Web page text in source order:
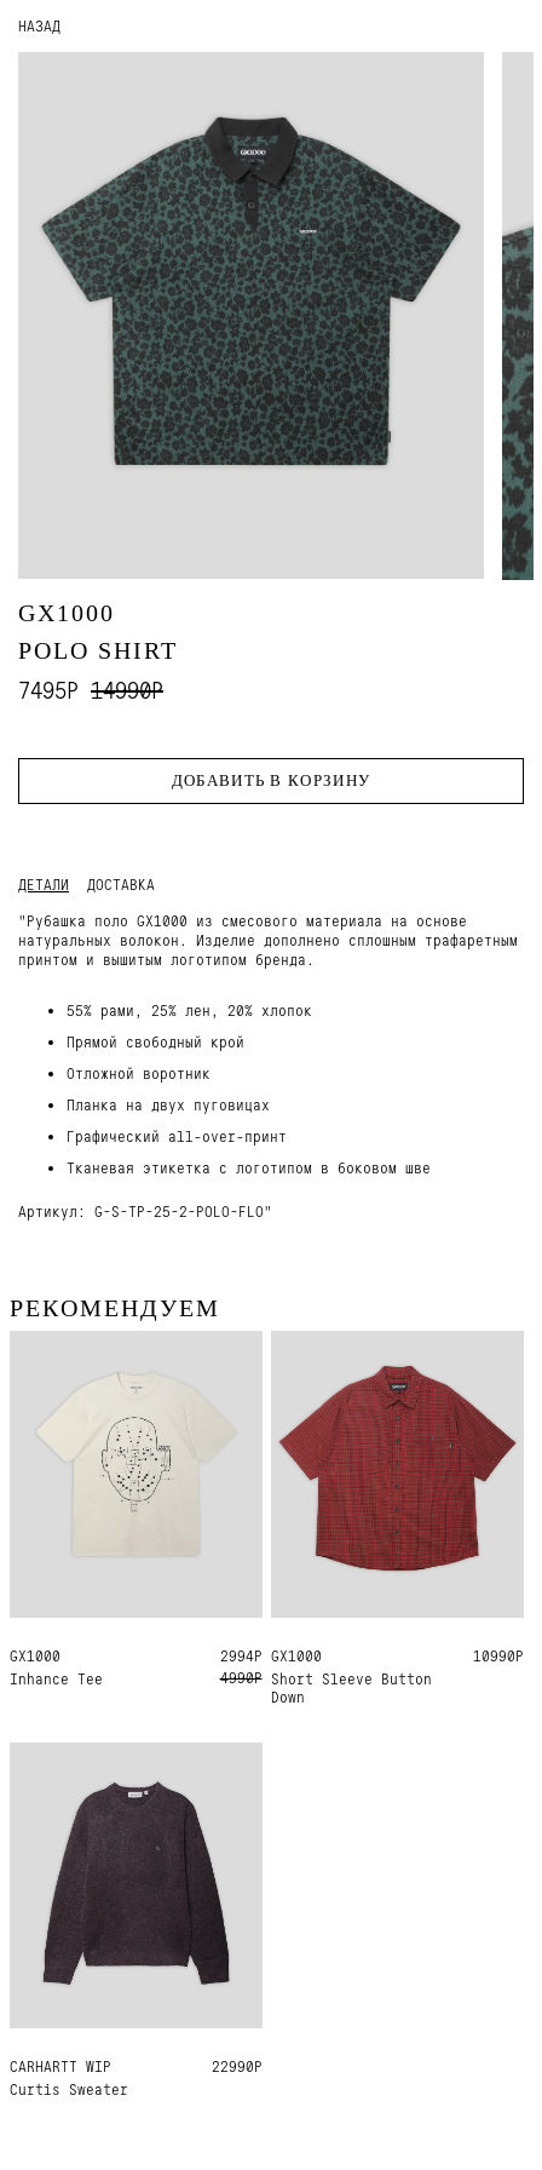
НАЗАД
GX1000
POLO SHIRT
7495Р 14990Р
ДОБАВИТЬ В КОРЗИНУ
ДЕТАЛИ
ДОСТАВКА
"Рубашка поло GX1000 из смесового материала на основе
натуральных волокон. Изделие дополнено сплошным трафаретным
принтом и вышитым логотипом бренда.
55% рами, 25% лен, 20% хлопок
Прямой свободный крой
Отложной воротник
Планка на двух пуговицах
Графический all-over-принт
Тканевая этикетка с логотипом в боковом шве
Артикул: G-S-TP-25-2-POLO-FLO"
РЕКОМЕНДУЕМ
GX1000
Inhance Tee
L
2994Р
4990Р
GX1000
Short Sleeve Button
Down
XL 10990Р
CARHARTT WIP
Curtis Sweater
M L XL 22990Р